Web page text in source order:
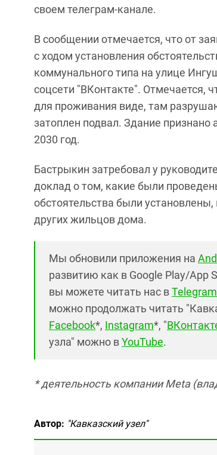
своем телеграм-канале.
В сообщении отмечается, что от
с ходом установления
коммунального типа на улице
соцсети "ВКонтакте". Отмечается,
для проживания виде, там
затоплен подвал. Здание признано
2030 год.
Бастрыкин затребовал у
доклад о том, какие были
обстоятельства были
других жильцов дома.
Мы обновили приложения на
развитию как в Google Play/App
вы можете читать нас вTelegram
можно продолжать читать
Facebook*, Instagram*, "
узла" можно вYouTube.
* деятельность компании Meta
Автор: "Кавказский узел"